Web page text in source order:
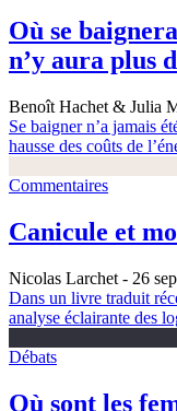
Où se
n’y aura plus
Benoît Hachet & Julia
Se baigner n’a jamais
hausse des coûts de
Commentaires
Canicule et
Nicolas Larchet - 26
Dans un livre traduit
analyse éclairante des
Débats
Où sont les